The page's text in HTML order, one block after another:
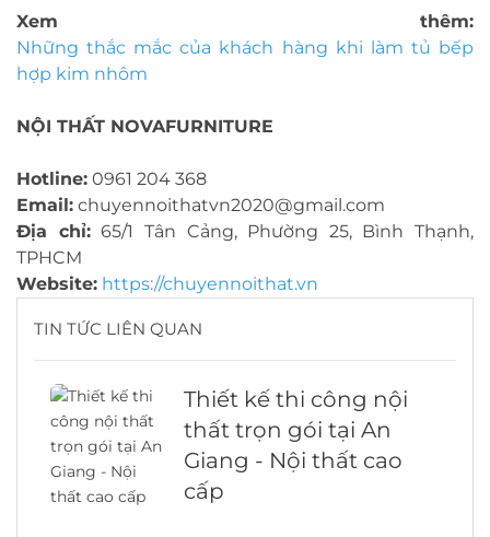
Xem thêm:
Những thắc mắc của khách hàng khi làm tủ bếp
hợp kim nhôm
NỘI THẤT NOVAFURNITURE
Hotline: 0961 204 368
Email: chuyennoithatvn2020@gmail.com
Địa chỉ:65/1 Tân Cảng, Phường 25, Bình Thạnh,
TPHCM
Website: https://chuyennoithat.vn
TIN TỨC LIÊN QUAN
Thiết kế thi công nội
thất trọn gói tại An
Giang - Nội thất cao
cấp